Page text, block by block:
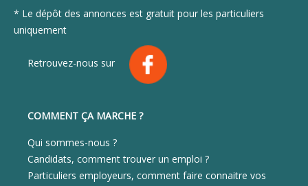
* Le dépôt des annonces est gratuit pour les particuliers
uniquement
Retrouvez-nous sur
COMMENT ÇA MARCHE ?
Qui sommes-nous ?
Candidats, comment trouver un emploi ?
Particuliers employeurs, comment faire connaitre vos